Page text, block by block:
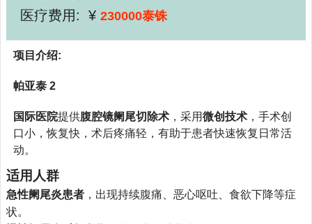
医疗费用: ¥ 230000泰铢
项目介绍:
帕亚泰 2
国际医院提供腹腔镜阑尾切除术 ，采用微创技术 ，手术创
口小，恢复快，术后疼痛轻，有助于患者快速恢复日常活
动。
适用人群
急性阑尾炎患者 ，出现持续腹痛、恶心呕吐、食欲下降等症
状。